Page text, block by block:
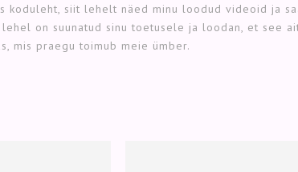
koduleht, siit lehelt näed minu loodud videoid ja
on suunatud sinu toetusele ja loodan, et see
mis praegu toimub meie ümber.